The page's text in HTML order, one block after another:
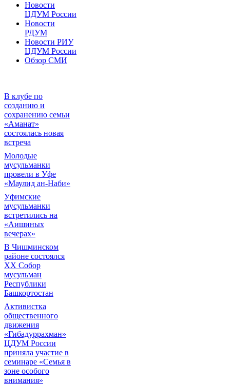
Новости
ЦДУМ России
Новости
РДУМ
Новости РИУ
ЦДУМ России
Обзор СМИ
В клубе по
созданию и
сохранению семьи
«Аманат»
состоялась новая
встреча
Молодые
мусульманки
провели в Уфе
«Маулид ан-Наби»
Уфимские
мусульманки
встретились на
«Аишиных
вечерах»
В Чишминском
районе состоялся
XX Собор
мусульман
Республики
Башкортостан
Активистка
общественного
движения
«Гибадуррахман»
ЦДУМ России
приняла участие в
семинаре «Семья в
зоне особого
внимания»